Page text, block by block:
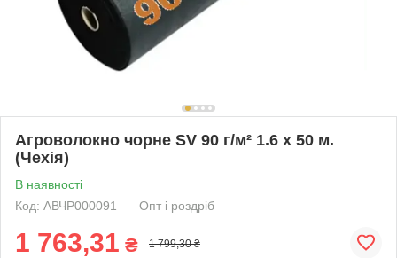
Агроволокно чорне SV 90 г/м² 1.6 х 50 м.
(Чехія)
В наявності
Код: АВЧР000091
Опт і роздріб
1 763,31 ₴ 1 799,30 ₴